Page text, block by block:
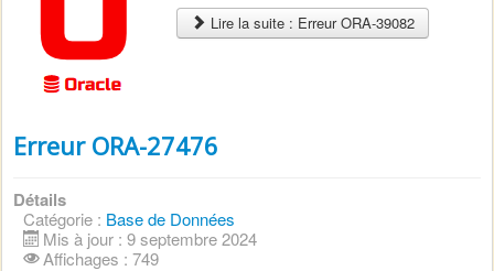
Lire la suite : Erreur ORA-39082
Erreur ORA-27476
Détails
Catégorie : Base de Données
Mis à jour : 9 septembre 2024
Affichages : 749